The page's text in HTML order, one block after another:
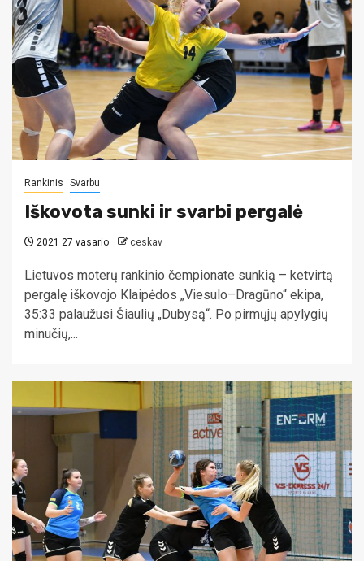
Rankinis Svarbu
Iškovota sunki ir svarbi pergalė
2021 27 vasario ceskav
Lietuvos moterų rankinio čempionate sunkią – ketvirtą
pergalę iškovojo Klaipėdos „Viesulo–Dragūno“ ekipa,
35:33 palaužusi Šiaulių „Dubysą“. Po pirmųjų apylygių
minučių,...